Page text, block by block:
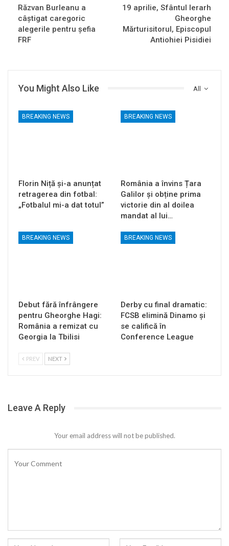
Răzvan Burleanu a
câștigat caregoric
alegerile pentru șefia
FRF
19 aprilie, Sfântul Ierarh
Gheorghe
Mărturisitorul, Episcopul
Antiohiei Pisidiei
All
You Might Also Like
BREAKING NEWS
Florin Niță și-a anunțat
retragerea din fotbal:
„Fotbalul mi-a dat totul”
BREAKING NEWS
România a învins Țara
Galilor și obține prima
victorie din al doilea
mandat al lui…
BREAKING NEWS
Debut fără înfrângere
pentru Gheorghe Hagi:
România a remizat cu
Georgia la Tbilisi
BREAKING NEWS
Derby cu final dramatic:
FCSB elimină Dinamo și
se califică în
Conference League
PREV NEXT
Leave A Reply
Your email address will not be published.